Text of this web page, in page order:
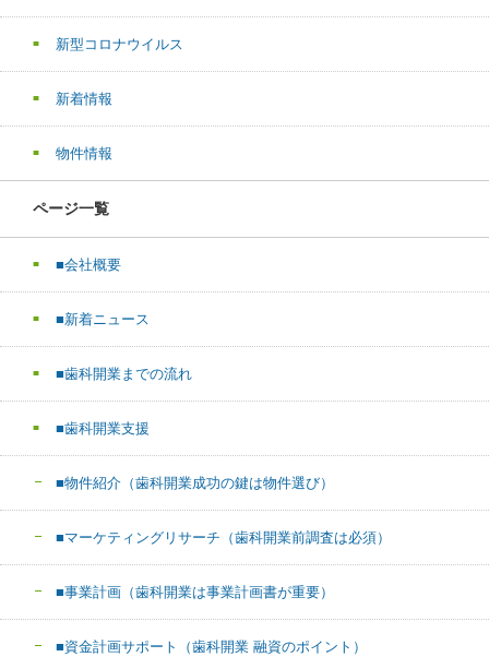
新型コロナウイルス
新着情報
物件情報
ページ一覧
■会社概要
■新着ニュース
■歯科開業までの流れ
■歯科開業支援
■物件紹介（歯科開業成功の鍵は物件選び）
■マーケティングリサーチ（歯科開業前調査は必須）
■事業計画（歯科開業は事業計画書が重要）
■資金計画サポート（歯科開業 融資のポイント）